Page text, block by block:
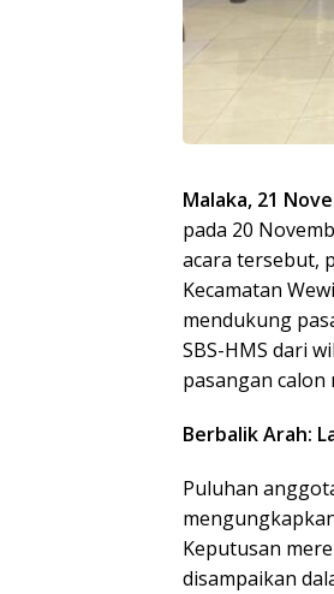
Malaka, 21
pada 20
acara tersebut,
Kecamatan
mendukung
SBS-HMS dari
pasangan calon
Berbalik Arah:
Puluhan
Keputusan
disampaikan